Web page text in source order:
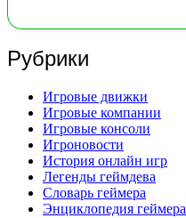
Рубрики
Игровые движки
Игровые компании
Игровые консоли
Игроновости
История онлайн игр
Легенды геймдева
Словарь геймера
Энциклопедия геймера